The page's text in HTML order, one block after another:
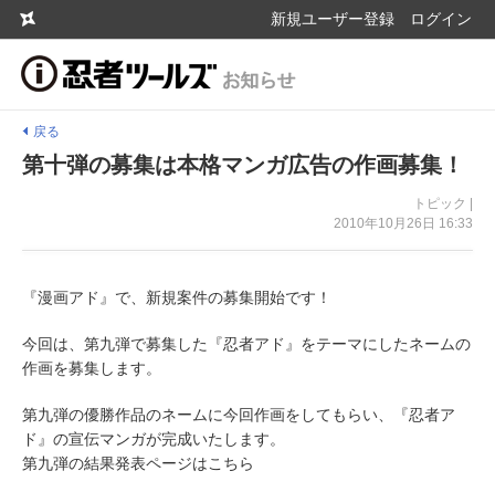
新規ユーザー登録 ログイン
戻る
第十弾の募集は本格マンガ広告の作画募集！
トピック |
2010年10月26日 16:33
『漫画アド』で、新規案件の募集開始です！
今回は、第九弾で募集した『忍者アド』をテーマにしたネームの
作画を募集します。
第九弾の優勝作品のネームに今回作画をしてもらい、『忍者ア
ド』の宣伝マンガが完成いたします。
第九弾の結果発表ページはこちら